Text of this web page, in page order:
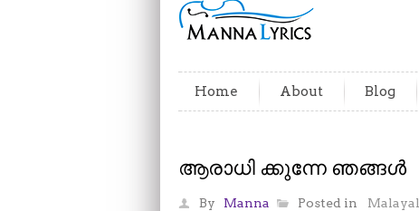
Home About Blog
ആരാധി ക്കുന്നേ ഞങ്ങൾ
By Manna Posted in